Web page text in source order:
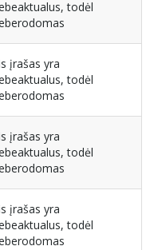
todėl
įrašas yra
todėl
įrašas yra
todėl
įrašas yra
todėl